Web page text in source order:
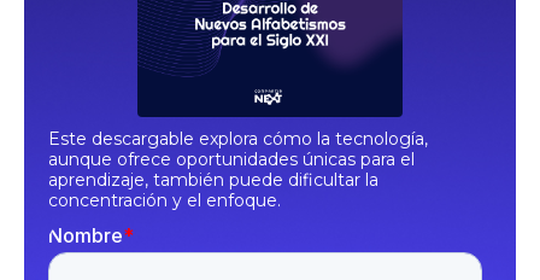
Este descargable explora cómo la tecnología,
aunque ofrece oportunidades únicas para el
aprendizaje, también puede dificultar la
concentración y el enfoque.